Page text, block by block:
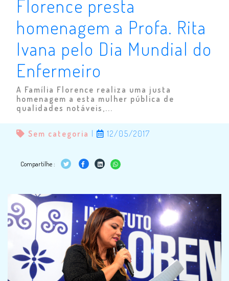
Florence presta
homenagem a Profa. Rita
Ivana pelo Dia Mundial do
Enfermeiro
A Família Florence realiza uma justa
homenagem a esta mulher pública de
qualidades notáveis,...
Sem categoria 12/05/2017
Compartilhe :